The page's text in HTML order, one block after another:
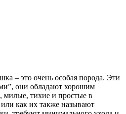
– это очень особая порода. Эти
они обладают хорошим
милые, тихие и простые в
как их также называют